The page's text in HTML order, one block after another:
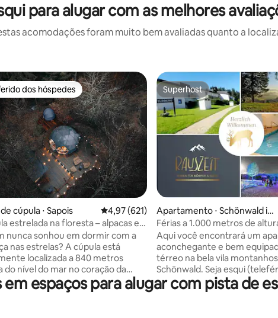
para alugar com as melhores
acomodações foram muito bem avaliadas quanto a
média de 5, 184 avaliações
dos hóspedes
dos hóspedes
cúpula ⋅ Sapois 4,97 de uma avaliação média de 5, 621
4,97 (621)
estrelada na floresta – alpacas e
em Gérardmer
nunca sonhou em dormir com a
nas estrelas? A cúpula está
localizada a 840 metros
do nível do mar no coração da
dos Vosges, isolada de todos os
para uma tranquilidade ideal.
Superhost
Superhost
Apartamento ⋅ Schönwald i
m Schwarzwald
Férias a 1.000 metros de
piscina e sauna
Aqui você encontrará um
aconchegante e bem
térreo na bela vila
Schönwald. Seja esqui
da esquina), caminhadas ou
simplesmente relaxar no
espaços para alugar com pista de